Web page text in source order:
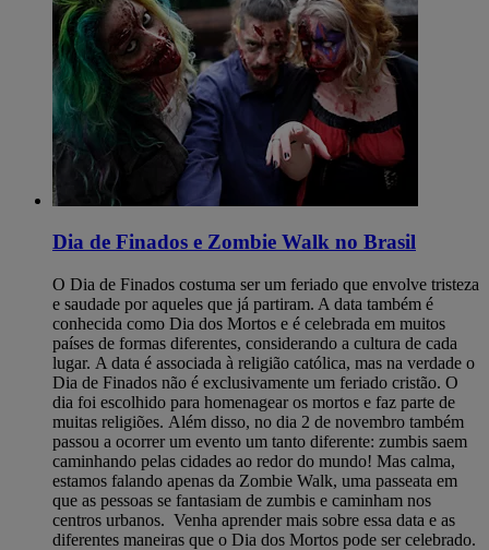
Dia de Finados e Zombie Walk no Brasil
O Dia de Finados costuma ser um feriado que envolve tristeza
e saudade por aqueles que já partiram. A data também é
conhecida como Dia dos Mortos e é celebrada em muitos
países de formas diferentes, considerando a cultura de cada
lugar. A data é associada à religião católica, mas na verdade o
Dia de Finados não é exclusivamente um feriado cristão. O
dia foi escolhido para homenagear os mortos e faz parte de
muitas religiões. Além disso, no dia 2 de novembro também
passou a ocorrer um evento um tanto diferente: zumbis saem
caminhando pelas cidades ao redor do mundo! Mas calma,
estamos falando apenas da Zombie Walk, uma passeata em
que as pessoas se fantasiam de zumbis e caminham nos
centros urbanos. Venha aprender mais sobre essa data e as
diferentes maneiras que o Dia dos Mortos pode ser celebrado.